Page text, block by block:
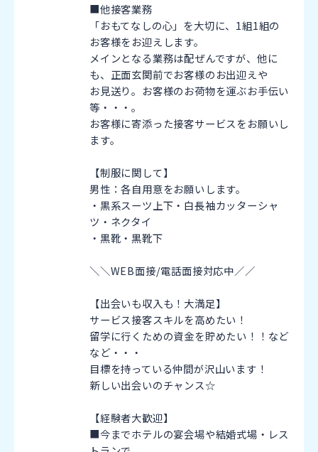
■他接客業務
「おもてなしの心」を大切に、1組1組の
お客様をお迎えします。
メインとなる業務は配ぜんですが、他に
も、正面玄関前でお客様のお出迎えや
お見送り。お客様のお荷物を運ぶお手伝い
等・・・。
お客様に寄添った接客サービスをお願いし
ます。
【制服に関して】
男性：各自用意をお願いします。
・黒系スーツ上下・白長袖カッターシャ
ツ・ネクタイ
・黒靴・黒靴下
＼＼WEB面接/電話面接対応中／／
【出会いも収入も！大満足】
サービス接客スキルを高めたい！
留学に行くための資金を貯めたい！！など
など・・・
目標を持っている仲間が沢山います！
新しい出会いのチャンス☆
【経験者大歓迎】
■今までホテルの宴会場や結婚式場・レス